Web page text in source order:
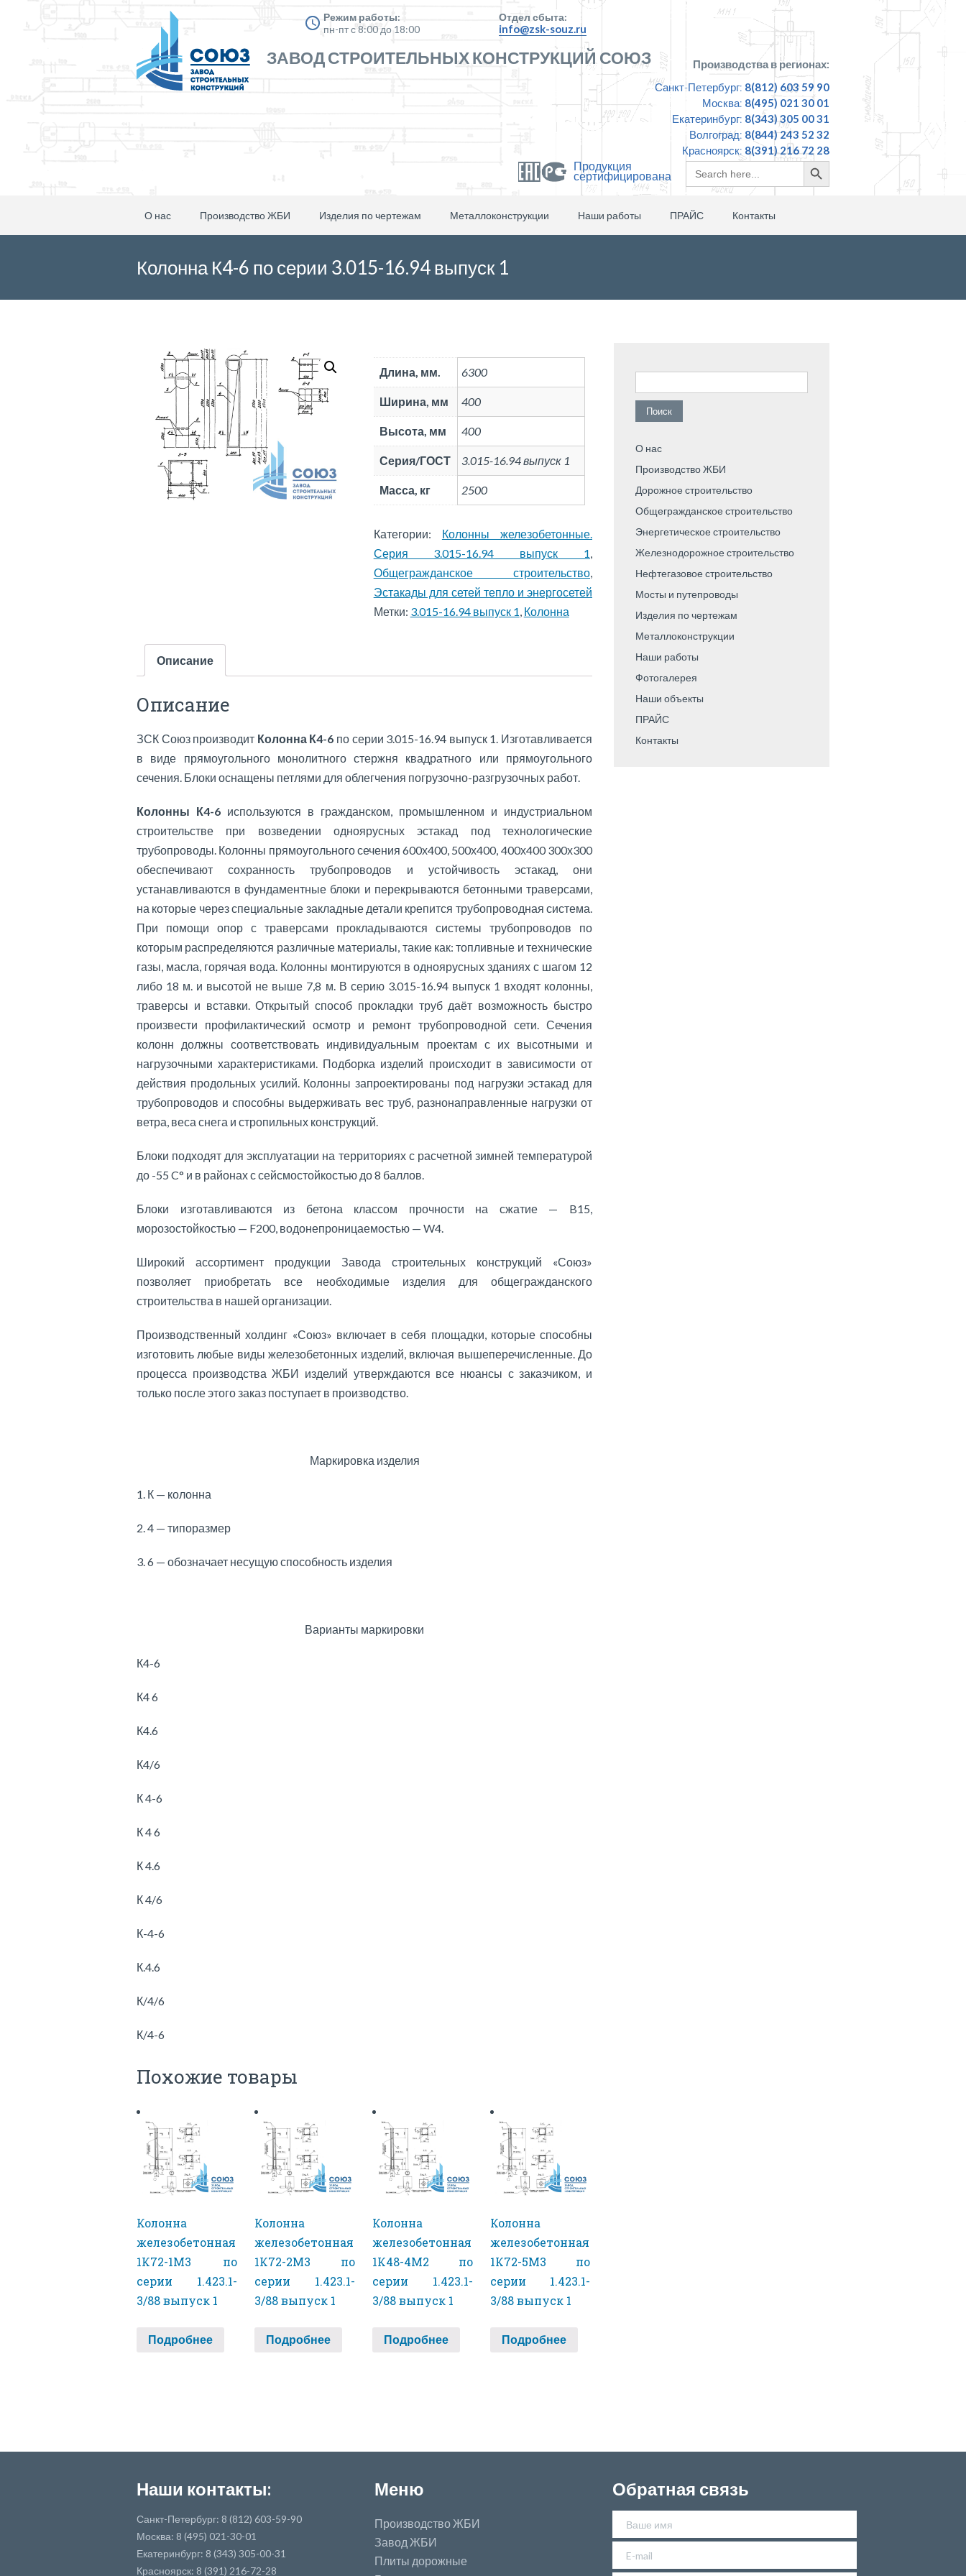
Режим работы:
пн-пт с 8:00 до 18:00
Отдел сбыта:
info@zsk-souz.ru
ЗАВОД СТРОИТЕЛЬНЫХ КОНСТРУКЦИЙ СОЮЗ
Производства в регионах:
Санкт-Петербург: 8(812) 603 59 90
Москва: 8(495) 021 30 01
Екатеринбург: 8(343) 305 00 31
Волгоград: 8(844) 243 52 32
Красноярск: 8(391) 216 72 28
Продукция
сертифицирована
Search
for:
Search
Button
О нас Производство ЖБИ Изделия по чертежам Металлоконструкции Наши работы ПРАЙС Контакты
Колонна К4-6 по серии 3.015-16.94 выпуск 1
Длина, мм. 6300
Ширина, мм 400
Высота, мм 400
Серия/ГОСТ 3.015-16.94 выпуск 1
Масса, кг 2500
Категории: Колонны железобетонные.
Серия 3.015-16.94 выпуск 1,
Общегражданское строительство,
Эстакады для сетей тепло и энергосетей
Метки: 3.015-16.94 выпуск 1, Колонна
Описание
Описание
ЗСК Союз производит Колонна К4-6 по серии 3.015-16.94 выпуск 1. Изготавливается
в виде прямоугольного монолитного стержня квадратного или прямоугольного
сечения. Блоки оснащены петлями для облегчения погрузочно-разгрузочных работ.
Колонны К4-6 используются в гражданском, промышленном и индустриальном
строительстве при возведении одноярусных эстакад под технологические
трубопроводы. Колонны прямоугольного сечения 600х400, 500х400, 400х400 300х300
обеспечивают сохранность трубопроводов и устойчивость эстакад, они
устанавливаются в фундаментные блоки и перекрываются бетонными траверсами,
на которые через специальные закладные детали крепится трубопроводная система.
При помощи опор с траверсами прокладываются системы трубопроводов по
которым распределяются различные материалы, такие как: топливные и технические
газы, масла, горячая вода. Колонны монтируются в одноярусных зданиях с шагом 12
либо 18 м. и высотой не выше 7,8 м. В серию 3.015-16.94 выпуск 1 входят колонны,
траверсы и вставки. Открытый способ прокладки труб даёт возможность быстро
произвести профилактический осмотр и ремонт трубопроводной сети. Сечения
колонн должны соответствовать индивидуальным проектам с их высотными и
нагрузочными характеристиками. Подборка изделий происходит в зависимости от
действия продольных усилий. Колонны запроектированы под нагрузки эстакад для
трубопроводов и способны выдерживать вес труб, разнонаправленные нагрузки от
ветра, веса снега и стропильных конструкций.
Блоки подходят для эксплуатации на территориях с расчетной зимней температурой
до -55 C° и в районах с сейсмостойкостью до 8 баллов.
Блоки изготавливаются из бетона классом прочности на сжатие — B15,
морозостойкостью — F200, водонепроницаемостью — W4.
Широкий ассортимент продукции Завода строительных конструкций «Союз»
позволяет приобретать все необходимые изделия для общегражданского
строительства в нашей организации.
Производственный холдинг «Союз» включает в себя площадки, которые способны
изготовить любые виды железобетонных изделий, включая вышеперечисленные. До
процесса производства ЖБИ изделий утверждаются все нюансы с заказчиком, и
только после этого заказ поступает в производство.
Маркировка изделия
1. К — колонна
2. 4 — типоразмер
3. 6 — обозначает несущую способность изделия
Варианты маркировки
К4-6
К4 6
К4.6
К4/6
К 4-6
К 4 6
К 4.6
К 4/6
К-4-6
К.4.6
К/4/6
К/4-6
Похожие товары
Колонна
железобетонная
1К72-1М3 по
серии 1.423.1-
3/88 выпуск 1
Подробнее
Колонна
железобетонная
1К72-2М3 по
серии 1.423.1-
3/88 выпуск 1
Подробнее
Колонна
железобетонная
1К48-4М2 по
серии 1.423.1-
3/88 выпуск 1
Подробнее
Колонна
железобетонная
1К72-5М3 по
серии 1.423.1-
3/88 выпуск 1
Подробнее
Найти:
О нас
Производство ЖБИ
Дорожное строительство
Общегражданское строительство
Энергетическое строительство
Железнодорожное строительство
Нефтегазовое строительство
Мосты и путепроводы
Изделия по чертежам
Металлоконструкции
Наши работы
Фотогалерея
Наши объекты
ПРАЙС
Контакты
Наши контакты:
Санкт-Петербург: 8 (812) 603-59-90
Москва: 8 (495) 021-30-01
Екатеринбург: 8 (343) 305-00-31
Красноярск: 8 (391) 216-72-28
Меню
Производство ЖБИ
Завод ЖБИ
Плиты дорожные
Обратная связь